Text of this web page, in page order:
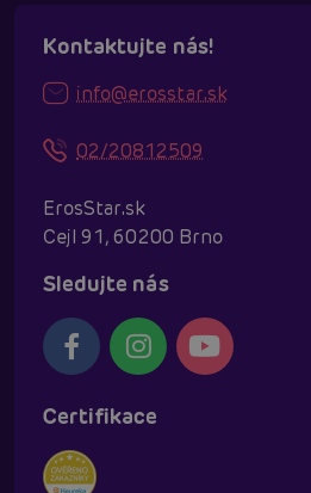
Kontaktujte nás!
info@erosstar.sk
02/20812509
ErosStar.sk
Cejl 91, 60200 Brno
Sledujte nás
Certifikace